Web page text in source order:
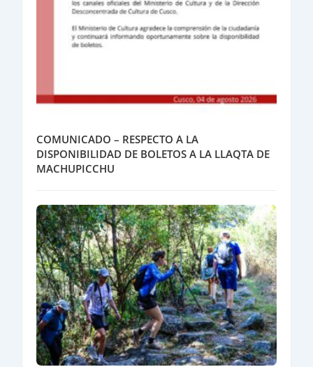
COMUNICADO – RESPECTO A LA
DISPONIBILIDAD DE BOLETOS A LA LLAQTA DE
MACHUPICCHU